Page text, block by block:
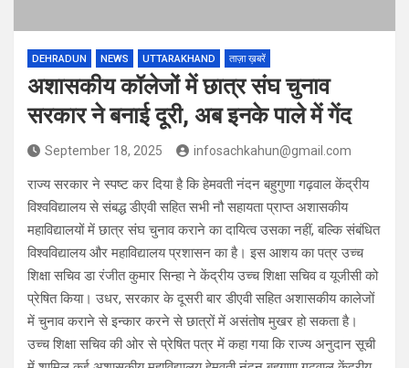
DEHRADUN NEWS UTTARAKHAND ताज़ा ख़बरें
अशासकीय कॉलेजों में छात्र संघ चुनाव
सरकार ने बनाई दूरी, अब इनके पाले में गेंद
September 18, 2025 infosachkahun@gmail.com
राज्य सरकार ने स्पष्ट कर दिया है कि हेमवती नंदन बहुगुणा गढ़वाल केंद्रीय
विश्वविद्यालय से संबद्ध डीएवी सहित सभी नौ सहायता प्राप्त अशासकीय
महाविद्यालयों में छात्र संघ चुनाव कराने का दायित्व उसका नहीं, बल्कि संबंधित
विश्वविद्यालय और महाविद्यालय प्रशासन का है। इस आशय का पत्र उच्च
शिक्षा सचिव डा रंजीत कुमार सिन्हा ने केंद्रीय उच्च शिक्षा सचिव व यूजीसी को
प्रेषित किया। उधर, सरकार के दूसरी बार डीएवी सहित अशासकीय कालेजों
में चुनाव कराने से इन्कार करने से छात्रों में असंतोष मुखर हो सकता है।
उच्च शिक्षा सचिव की ओर से प्रेषित पत्र में कहा गया कि राज्य अनुदान सूची